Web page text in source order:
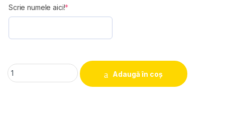
Scrie numele aici!*
Cana personalizata " Secret Santa 3" quantity
Adaugă în coș